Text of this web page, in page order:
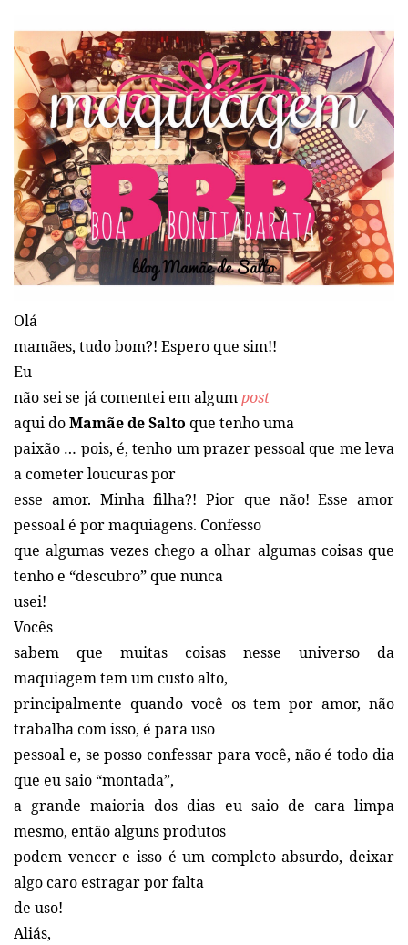
Olá
mamães, tudo bom?! Espero que sim!!
Eu
não sei se já comentei em algumpost
aqui doMamãe de Salto que tenho uma
paixão … pois, é, tenho um prazer pessoal que me leva
a cometer loucuras por
esse amor. Minha filha?! Pior que não! Esse amor
pessoal é por maquiagens. Confesso
que algumas vezes chego a olhar algumas coisas que
tenho e “descubro” que nunca
usei!
Vocês
sabem que muitas coisas nesse universo da
maquiagem tem um custo alto,
principalmente quando você os tem por amor, não
trabalha com isso, é para uso
pessoal e, se posso confessar para você, não é todo dia
que eu saio “montada”,
a grande maioria dos dias eu saio de cara limpa
mesmo, então alguns produtos
podem vencer e isso é um completo absurdo, deixar
algo caro estragar por falta
de uso!
Aliás,